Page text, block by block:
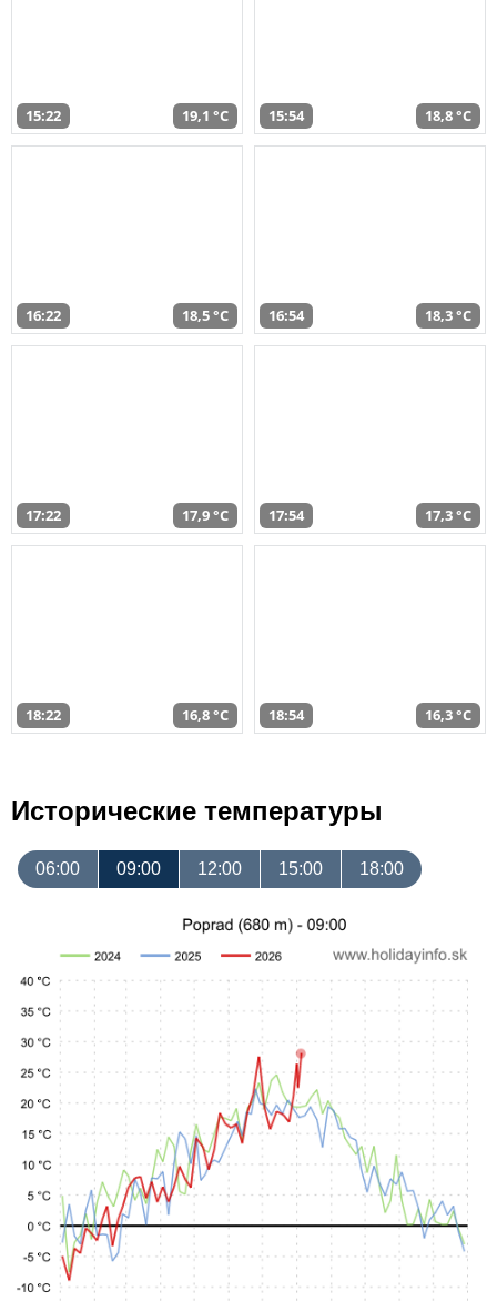
15:22 19,1 °C 15:54 18,8 °C
16:22 18,5 °C 16:54 18,3 °C
17:22 17,9 °C 17:54 17,3 °C
18:22 16,8 °C 18:54 16,3 °C
Исторические температуры
06:00 09:00 12:00 15:00 18:00